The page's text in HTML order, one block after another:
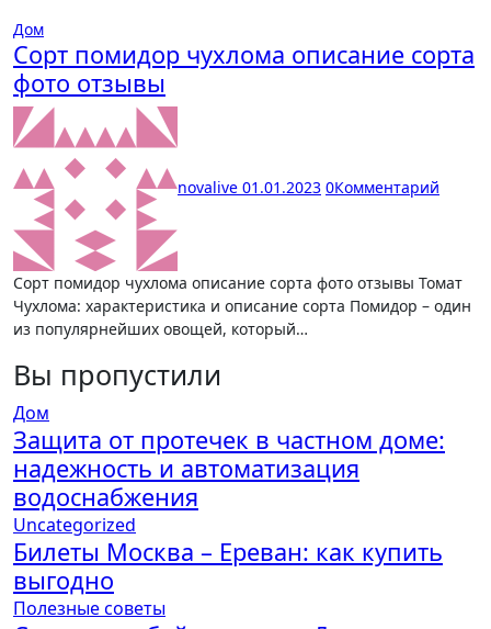
Дом
Сорт помидор чухлома описание сорта
фото отзывы
novalive 01.01.2023 0Комментарий
Сорт помидор чухлома описание сорта фото отзывы Томат
Чухлома: характеристика и описание сорта Помидор – один
из популярнейших овощей, который…
Вы пропустили
Дом
Защита от протечек в частном доме:
надежность и автоматизация
водоснабжения
Uncategorized
Билеты Москва – Ереван: как купить
выгодно
Полезные советы